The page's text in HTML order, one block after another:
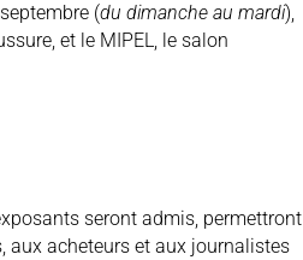
(du dimanche au mardi),
et le MIPEL, le salon
seront admis, permettront
aux acheteurs et aux journalistes